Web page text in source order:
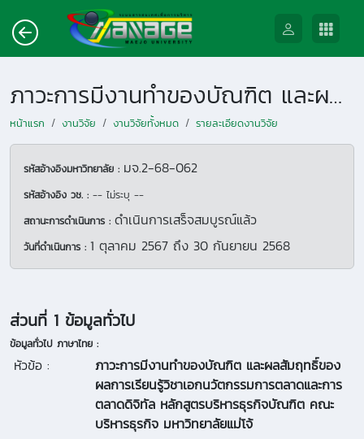
ภาวะการมีงานทำของบัณฑิต และผลสัมฤทธิ์ของผลการเรียนรู้วิชาเอกนวัตกรรมการตลาดและการตลาดดิจิทัล หลักสูตรบริหารธุรกิจบัณฑิต คณะบริหารธุรกิจ มหาวิทยาลัยแม่โจ้
หน้าแรก งานวิจัย งานวิจัยทั้งหมด รายละเอียดงานวิจัย
รหัสอ้างอิงมหาวิทยาลัย : มจ.2-68-062
รหัสอ้างอิง วช. : -- ไม่ระบุ --
สถานะการดำเนินการ : ดำเนินการเสร็จสมบูรณ์แล้ว
วันที่ดำเนินการ : 1 ตุลาคม 2567 ถึง 30 กันยายน 2568
ส่วนที่ 1 ข้อมูลทั่วไป
ข้อมูลทั่วไป ภาษาไทย :
หัวข้อ :
ภาวะการมีงานทำของบัณฑิต และผลสัมฤทธิ์ของ
ผลการเรียนรู้วิชาเอกนวัตกรรมการตลาดและการ
ตลาดดิจิทัล หลักสูตรบริหารธุรกิจบัณฑิต คณะ
บริหารธุรกิจ มหาวิทยาลัยแม่โจ้